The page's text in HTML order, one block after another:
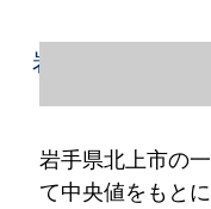
岩手県北上市の
岩手県北上市の
て中央値をもと